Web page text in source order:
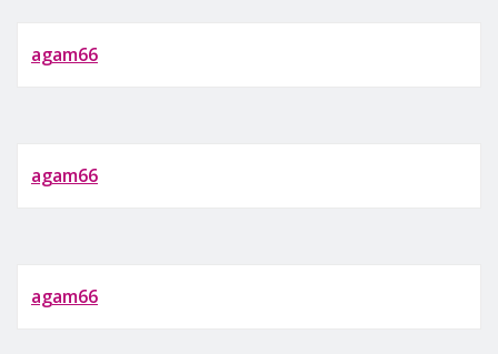
agam66
agam66
agam66